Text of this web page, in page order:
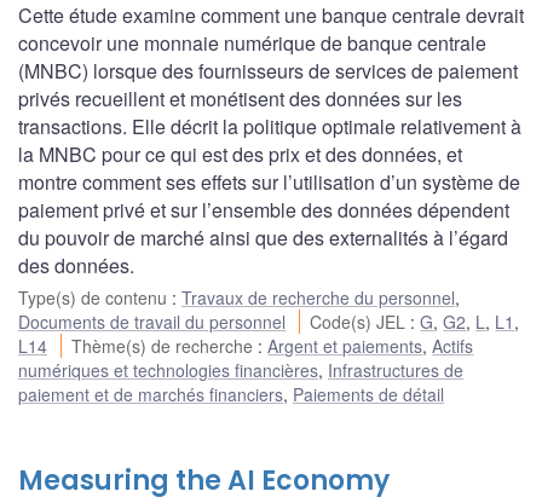
Cette étude examine comment une banque centrale devrait
concevoir une monnaie numérique de banque centrale
(MNBC) lorsque des fournisseurs de services de paiement
privés recueillent et monétisent des données sur les
transactions. Elle décrit la politique optimale relativement à
la MNBC pour ce qui est des prix et des données, et
montre comment ses effets sur l’utilisation d’un système de
paiement privé et sur l’ensemble des données dépendent
du pouvoir de marché ainsi que des externalités à l’égard
des données.
Type(s) de contenu : Travaux de recherche du personnel,
Documents de travail du personnel
Code(s) JEL :G,G2, L, L1 ,
L14
Thème(s) de recherche :Argent et paiements,Actifs
numériques et technologies financières, Infrastructures de
paiement et de marchés financiers, Paiements de détail
Measuring the AI Economy